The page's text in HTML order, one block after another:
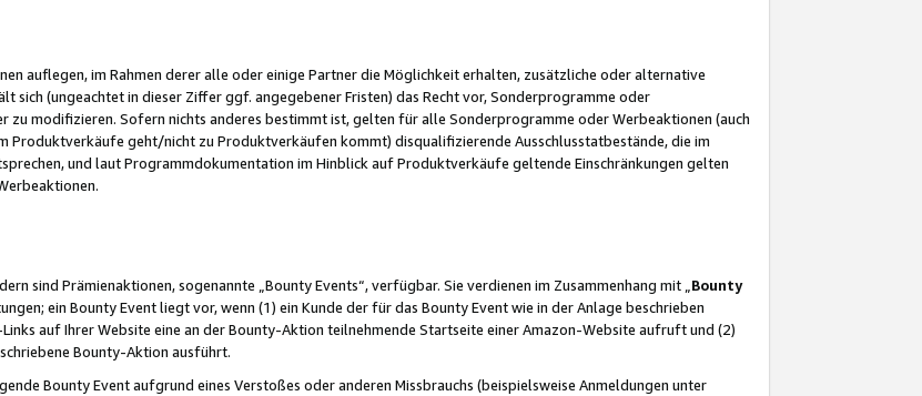
auflegen, im Rahmen derer alle oder einige Partner die Möglichkeit erhalten, zusätzliche oder alternative
sich (ungeachtet in dieser Ziffer ggf. angegebener Fristen) das Recht vor, Sonderprogramme oder
modifizieren. Sofern nichts anderes bestimmt ist, gelten für alle Sonderprogramme oder Werbeaktionen (auch
Produktverkäufe geht/nicht zu Produktverkäufen kommt) disqualifizierende Ausschlusstatbestände, die im
und laut Programmdokumentation im Hinblick auf Produktverkäufe geltende Einschränkungen gelten
sind Prämienaktionen, sogenannte „Bounty Events“, verfügbar. Sie verdienen im Zusammenhang mit „ Bounty
ein Bounty Event liegt vor, wenn (1) ein Kunde der für das Bounty Event wie in der Anlage beschrieben
auf Ihrer Website eine an der Bounty-Aktion teilnehmende Startseite einer Amazon-Website aufruft und (2)
Bounty-Aktion ausführt.
Bounty Event aufgrund eines Verstoßes oder anderen Missbrauchs (beispielsweise Anmeldungen unter